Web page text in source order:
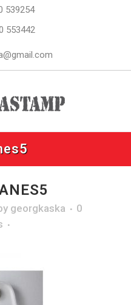
539254
553442
georgkaska
0